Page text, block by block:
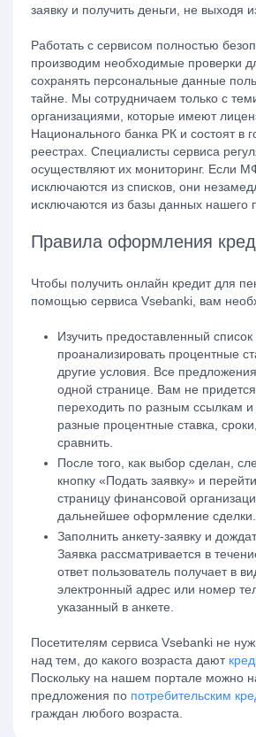
заявку и получить деньги, не выходя
Работать с сервисом полностью
производим необходимые проверки
сохранять персональные данные
тайне. Мы сотрудничаем только с
организациями, которые имеют
Национального банка РК и состоят в
реестрах. Специалисты сервиса
осуществляют их мониторинг. Если
исключаются из списков, они
исключаются из базы данных нашего
Правила оформления
Чтобы получить онлайн кредит для
помощью сервиса Vsebanki, вам
Изучить предоставленный
проанализировать процентные
другие условия. Все
одной странице. Вам не
переходить по разным ссылкам и
разные процентные ставка,
сравнить.
После того, как выбор сделан,
кнопку «Подать заявку» и
страницу финансовой
дальнейшее оформление сделки.
Заполнить анкету-заявку и
Заявка рассматривается в
ответ пользователь получает в
электронный адрес или номер
указанный в анкете.
Посетителям сервиса Vsebanki не
над тем, до какого возраста дают
Поскольку на нашем портале можно
предложения по потребительским
граждан любого возраста.